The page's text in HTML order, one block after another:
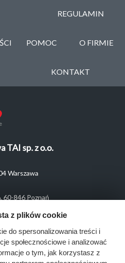
REGULAMIN
POMOC O FIRMIE
KONTAKT
TAI sp. z o.o.
Warszawa
60-846 Poznań
z plików cookie
do spersonalizowania treści i
społecznościowe i analizować
o tym, jak korzystasz z